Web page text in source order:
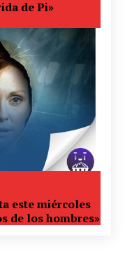
de Pi»
este miércoles
de los hombres»